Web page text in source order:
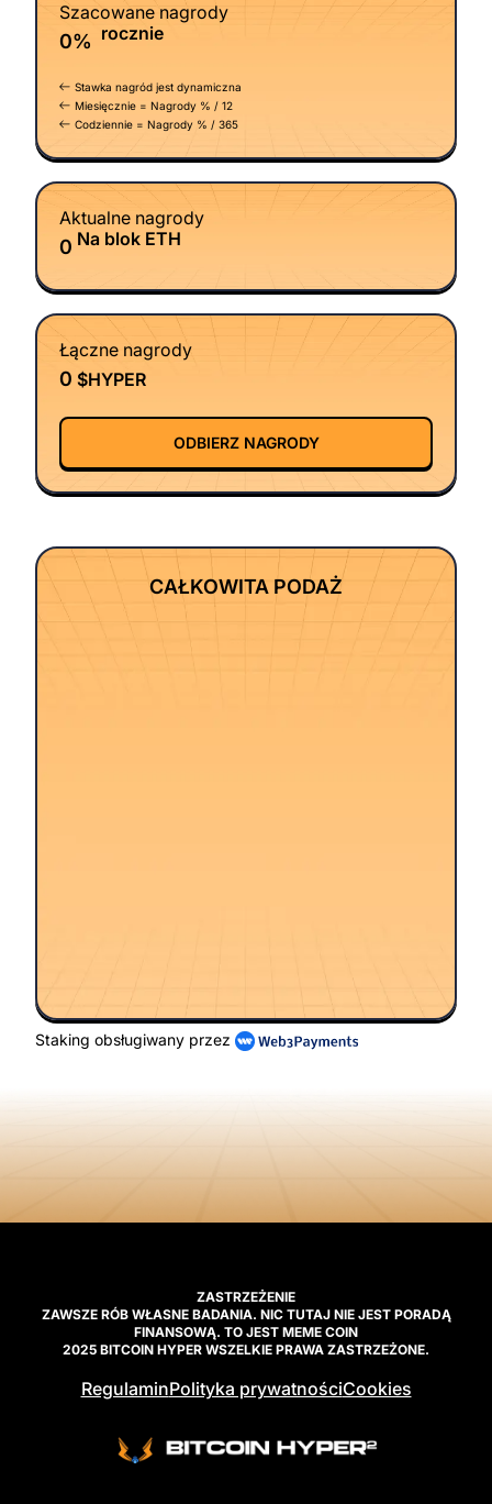
Szacowane nagrody
0% rocznie
Stawka nagród jest dynamiczna
Miesięcznie = Nagrody % / 12
Codziennie = Nagrody % / 365
Aktualne nagrody
0 Na blok ETH
Łączne nagrody
0 $HYPER
ODBIERZ NAGRODY
CAŁKOWITA PODAŻ
Staking obsługiwany przez
ZASTRZEŻENIE
ZAWSZE RÓB WŁASNE BADANIA. NIC TUTAJ NIE JEST PORADĄ
FINANSOWĄ. TO JEST MEME COIN
2025 BITCOIN HYPER WSZELKIE PRAWA ZASTRZEŻONE.
RegulaminPolityka prywatnościCookies